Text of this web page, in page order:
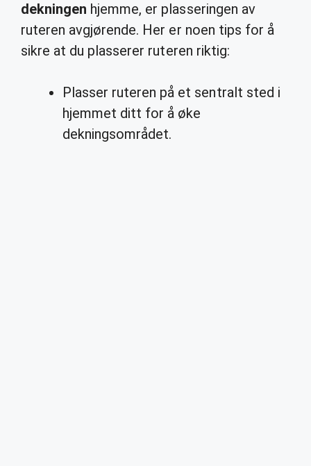
dekningen hjemme, er plasseringen av
ruteren avgjørende. Her er noen tips for å
sikre at du plasserer ruteren riktig:
Plasser ruteren på et sentralt sted i
hjemmet ditt for å øke
dekningsområdet.